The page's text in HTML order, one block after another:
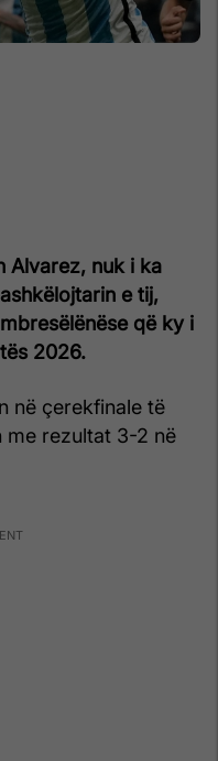
Alvarez, nuk i ka
e tij,
që ky i
2026.
në çerekfinale të
me rezultat 3-2 në